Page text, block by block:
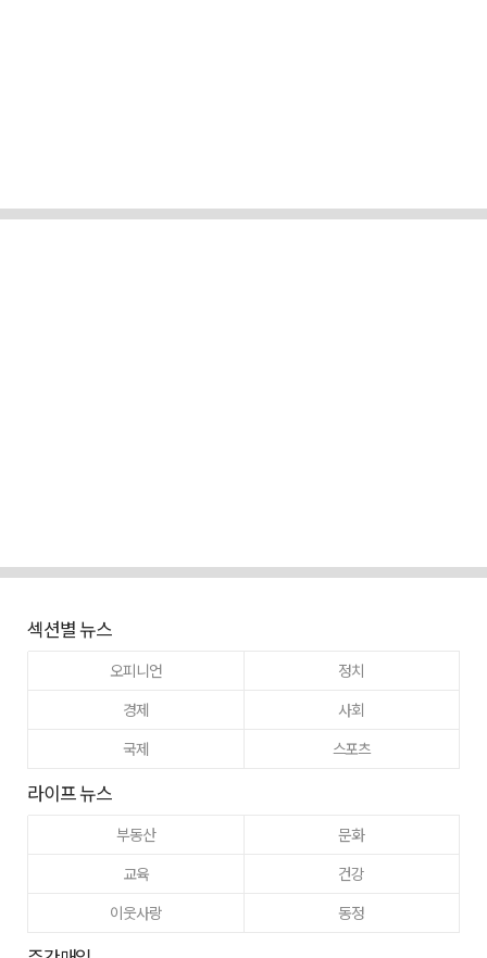
섹션별 뉴스
오피니언
정치
경제
사회
국제
스포츠
라이프 뉴스
부동산
문화
교육
건강
이웃사랑
동정